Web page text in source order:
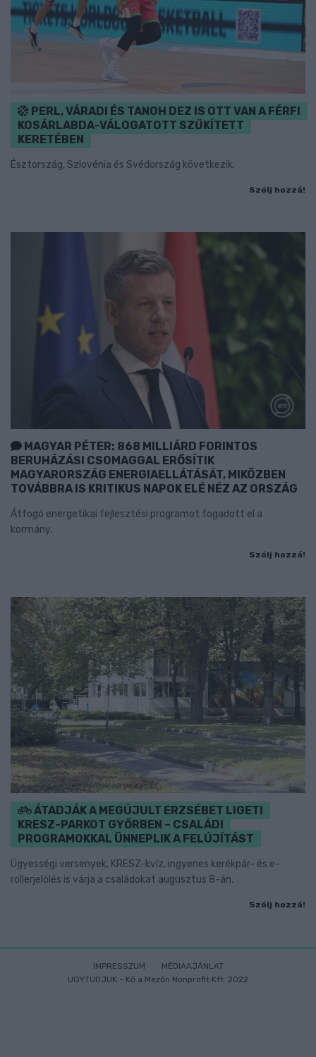
PERL, VÁRADI ÉS TANOH DEZ IS OTT VAN A FÉRFI
KOSÁRLABDA-VÁLOGATOTT SZŰKÍTETT
KERETÉBEN
Észtország, Szlovénia és Svédország következik.
Szólj hozzá!
MAGYAR PÉTER: 868 MILLIÁRD FORINTOS
BERUHÁZÁSI CSOMAGGAL ERŐSÍTIK
MAGYARORSZÁG ENERGIAELLÁTÁSÁT, MIKÖZBEN
TOVÁBBRA IS KRITIKUS NAPOK ELÉ NÉZ AZ ORSZÁG
Átfogó energetikai fejlesztési programot fogadott el a
kormány.
Szólj hozzá!
ÁTADJÁK A MEGÚJULT ERZSÉBET LIGETI
KRESZ-PARKOT GYŐRBEN – CSALÁDI
PROGRAMOKKAL ÜNNEPLIK A FELÚJÍTÁST
Ügyességi versenyek, KRESZ-kvíz, ingyenes kerékpár- és e-
rollerjelölés is várja a családokat augusztus 8-án.
Szólj hozzá!
IMPRESSZUM
MÉDIAAJÁNLAT
UGYTUDJUK - Kő a Mezőn Nonprofit Kft. 2022